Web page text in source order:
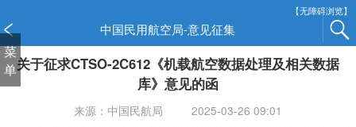
【无障碍浏览】
中国民用航空局-意见征集
菜
单关于征求CTSO-2C612《机载航空数据处理及相关数据
库》意见的函
来源：中国民航局 2025-03-26 09:01
窗
口
打
开